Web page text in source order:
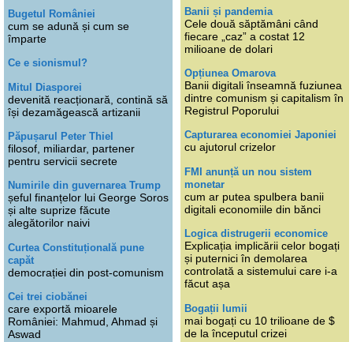
Bugetul României
cum se adună și cum se
împarte
Ce e sionismul?
Mitul Diasporei
devenită reacționară, contină să
își dezamăgească artizanii
Păpușarul Peter Thiel
filosof, miliardar, partener
pentru servicii secrete
Numirile din guvernarea Trump
șeful finanțelor lui George Soros
și alte suprize făcute
alegătorilor naivi
Curtea Constituțională pune
capăt
democrației din post-comunism
Cei trei ciobănei
care exportă mioarele
României: Mahmud, Ahmad și
Aswad
Banii și pandemia
Cele două săptămâni când
fiecare „caz” a costat 12
milioane de dolari
Opțiunea Omarova
Banii digitali înseamnă fuziunea
dintre comunism și capitalism în
Registrul Poporului
Capturarea economiei Japoniei
cu ajutorul crizelor
FMI anunță un nou sistem
monetar
cum ar putea spulbera banii
digitali economiile din bănci
Logica distrugerii economice
Explicația implicării celor bogați
și puternici în demolarea
controlată a sistemului care i-a
făcut așa
Bogații lumii
mai bogați cu 10 trilioane de $
de la începutul crizei